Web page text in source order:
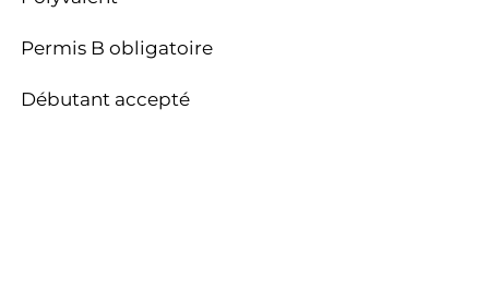
Permis B obligatoire
Débutant accepté